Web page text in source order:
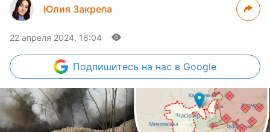
Юлия Закрепа
22 апреля 2024, 16:04
Подпишитесь на нас в Google